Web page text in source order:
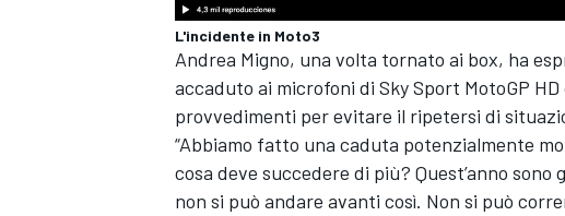
ENDURANCE/GT
L'incidente in Moto3
Andrea Migno, una volta tornato ai box, ha
accaduto ai microfoni di Sky Sport MotoGP
provvedimenti per evitare il ripetersi di
“Abbiamo fatto una caduta potenzialmente
cosa deve succedere di più? Quest’anno
non si può andare avanti così. Non si può